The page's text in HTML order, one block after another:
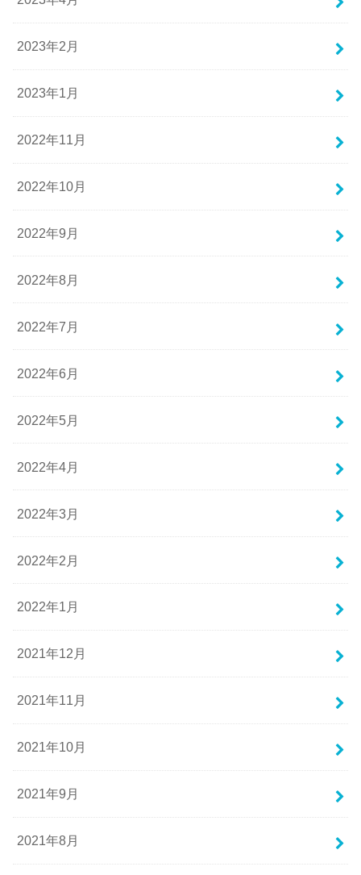
2023年2月
2023年1月
2022年11月
2022年10月
2022年9月
2022年8月
2022年7月
2022年6月
2022年5月
2022年4月
2022年3月
2022年2月
2022年1月
2021年12月
2021年11月
2021年10月
2021年9月
2021年8月